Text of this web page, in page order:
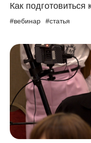
Как
#вебинар #статья